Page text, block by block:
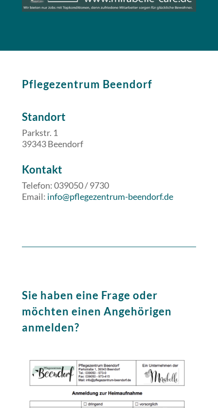
Pflegezentrum Beendorf
Standort
Parkstr. 1
39343 Beendorf
​​Kontakt
Telefon: 039050 / 9730
Email: info@pflegezentrum-beendorf.de
Sie haben eine Frage oder
möchten einen Angehörigen
anmelden?